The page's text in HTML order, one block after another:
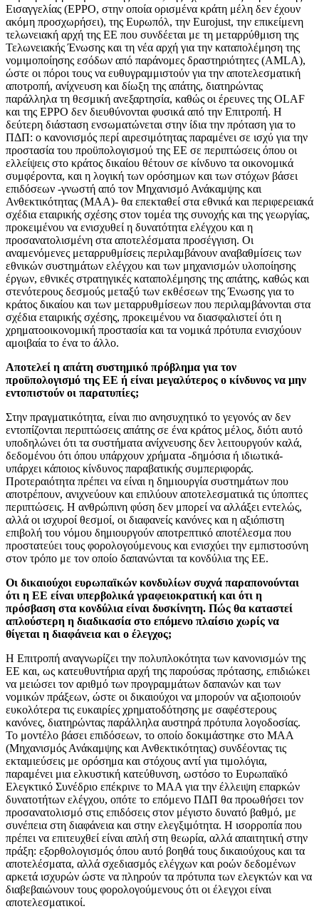
Εισαγγελίας (ΕPPO, στην οποία ορισμένα κράτη μέλη δεν έχουν
ακόμη προσχωρήσει), της Ευρωπόλ, την Eurojust, την επικείμενη
τελωνειακή αρχή της ΕΕ που συνδέεται με τη μεταρρύθμιση της
Τελωνειακής Ένωσης και τη νέα αρχή για την καταπολέμηση της
νομιμοποίησης εσόδων από παράνομες δραστηριότητες (AMLA),
ώστε οι πόροι τους να ευθυγραμμιστούν για την αποτελεσματική
αποτροπή, ανίχνευση και δίωξη της απάτης, διατηρώντας
παράλληλα τη θεσμική ανεξαρτησία, καθώς οι έρευνες της OLAF
και της EPPO δεν διευθύνονται φυσικά από την Επιτροπή. Η
δεύτερη διάσταση ενσωματώνεται στην ίδια την πρόταση για το
ΠΔΠ: ο κανονισμός περί αιρεσιμότητας παραμένει σε ισχύ για την
προστασία του προϋπολογισμού της ΕΕ σε περιπτώσεις όπου οι
ελλείψεις στο κράτος δικαίου θέτουν σε κίνδυνο τα οικονομικά
συμφέροντα, και η λογική των ορόσημων και των στόχων βάσει
επιδόσεων -γνωστή από τον Μηχανισμό Ανάκαμψης και
Ανθεκτικότητας (ΜΑΑ)- θα επεκταθεί στα εθνικά και περιφερειακά
σχέδια εταιρικής σχέσης στον τομέα της συνοχής και της γεωργίας,
προκειμένου να ενισχυθεί η δυνατότητα ελέγχου και η
προσανατολισμένη στα αποτελέσματα προσέγγιση. Οι
αναμενόμενες μεταρρυθμίσεις περιλαμβάνουν αναβαθμίσεις των
εθνικών συστημάτων ελέγχου και των μηχανισμών υλοποίησης
έργων, εθνικές στρατηγικές καταπολέμησης της απάτης, καθώς και
στενότερους δεσμούς μεταξύ των εκθέσεων της Ένωσης για το
κράτος δικαίου και των μεταρρυθμίσεων που περιλαμβάνονται στα
σχέδια εταιρικής σχέσης, προκειμένου να διασφαλιστεί ότι η
χρηματοοικονομική προστασία και τα νομικά πρότυπα ενισχύουν
αμοιβαία το ένα το άλλο.
Αποτελεί η απάτη συστημικό πρόβλημα για τον
προϋπολογισμό της ΕΕ ή είναι μεγαλύτερος ο κίνδυνος να μην
εντοπιστούν οι παρατυπίες;
Στην πραγματικότητα, είναι πιο ανησυχητικό το γεγονός αν δεν
εντοπίζονται περιπτώσεις απάτης σε ένα κράτος μέλος, διότι αυτό
υποδηλώνει ότι τα συστήματα ανίχνευσης δεν λειτουργούν καλά,
δεδομένου ότι όπου υπάρχουν χρήματα -δημόσια ή ιδιωτικά-
υπάρχει κάποιος κίνδυνος παραβατικής συμπεριφοράς.
Προτεραιότητα πρέπει να είναι η δημιουργία συστημάτων που
αποτρέπουν, ανιχνεύουν και επιλύουν αποτελεσματικά τις ύποπτες
περιπτώσεις. Η ανθρώπινη φύση δεν μπορεί να αλλάξει εντελώς,
αλλά οι ισχυροί θεσμοί, οι διαφανείς κανόνες και η αξιόπιστη
επιβολή του νόμου δημιουργούν αποτρεπτικό αποτέλεσμα που
προστατεύει τους φορολογούμενους και ενισχύει την εμπιστοσύνη
στον τρόπο με τον οποίο δαπανώνται τα κονδύλια της ΕΕ.
Οι δικαιούχοι ευρωπαϊκών κονδυλίων συχνά παραπονούνται
ότι η ΕΕ είναι υπερβολικά γραφειοκρατική και ότι η
πρόσβαση στα κονδύλια είναι δυσκίνητη. Πώς θα καταστεί
απλούστερη η διαδικασία στο επόμενο πλαίσιο χωρίς να
θίγεται η διαφάνεια και ο έλεγχος;
Η Επιτροπή αναγνωρίζει την πολυπλοκότητα των κανονισμών της
ΕΕ και, ως κατευθυντήρια αρχή της παρούσας πρότασης, επιδιώκει
να μειώσει τον αριθμό των προγραμμάτων δαπανών και των
νομικών πράξεων, ώστε οι δικαιούχοι να μπορούν να αξιοποιούν
ευκολότερα τις ευκαιρίες χρηματοδότησης με σαφέστερους
κανόνες, διατηρώντας παράλληλα αυστηρά πρότυπα λογοδοσίας.
Το μοντέλο βάσει επιδόσεων, το οποίο δοκιμάστηκε στο ΜΑΑ
(Μηχανισμός Ανάκαμψης και Ανθεκτικότητας) συνδέοντας τις
εκταμιεύσεις με ορόσημα και στόχους αντί για τιμολόγια,
παραμένει μια ελκυστική κατεύθυνση, ωστόσο το Ευρωπαϊκό
Ελεγκτικό Συνέδριο επέκρινε το ΜΑΑ για την έλλειψη επαρκών
δυνατοτήτων ελέγχου, οπότε το επόμενο ΠΔΠ θα προωθήσει τον
προσανατολισμό στις επιδόσεις στον μέγιστο δυνατό βαθμό, με
συνέπεια στη διαφάνεια και στην ελεγξιμότητα. Η ισορροπία που
πρέπει να επιτευχθεί είναι απλή στη θεωρία, αλλά απαιτητική στην
πράξη: εξορθολογισμός όπου αυτό βοηθά τους δικαιούχους και τα
αποτελέσματα, αλλά σχεδιασμός ελέγχων και ροών δεδομένων
αρκετά ισχυρών ώστε να πληρούν τα πρότυπα των ελεγκτών και να
διαβεβαιώνουν τους φορολογούμενους ότι οι έλεγχοι είναι
αποτελεσματικοί.